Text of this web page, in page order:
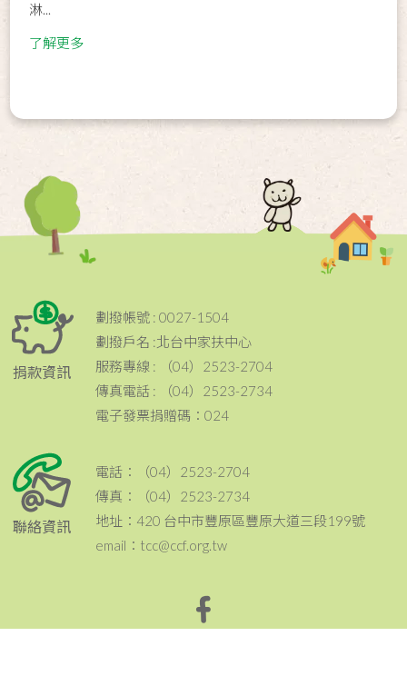
淋...
了解更多
捐款資訊
劃撥帳號 : 0027-1504
劃撥戶名 :北台中家扶中心
服務專線 : （04）2523-2704
傳真電話 : （04）2523-2734
電子發票捐贈碼：024
聯絡資訊
電話：（04）2523-2704
傳真：（04）2523-2734
地址：420 台中市豐原區豐原大道三段199號
email：tcc@ccf.org.tw